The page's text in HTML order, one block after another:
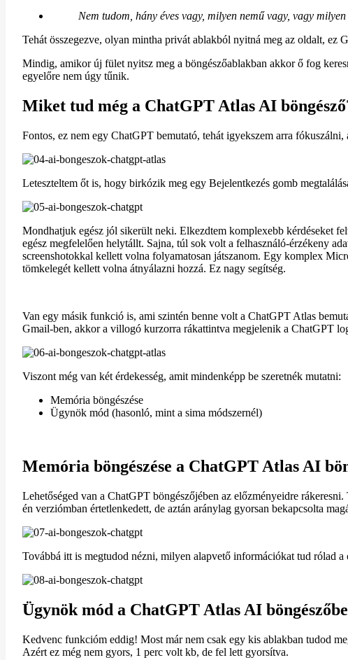
Nem tudom, hány éves vagy, milyen nemű vagy, vagy
Tehát összegezve, olyan mintha privát ablakból nyitná meg az oldalt, ez
Mindig, amikor új fület nyitsz meg a böngészőablakban akkor ő fog
egyelőre nem úgy tűnik.
Miket tud még a ChatGPT Atlas AI
Fontos, ez nem egy ChatGPT bemutató, tehát igyekszem arra fókuszálni,
Leteszteltem őt is, hogy birkózik meg egy Bejelentkezés gomb
Mondhatjuk egész jól sikerült neki. Elkezdtem komplexebb kérdéseket
egész megfelelően helytállt. Sajna, túl sok volt a felhasználó-érzékeny
screenshotokkal kellett volna folyamatosan játszanom. Egy komplex
tömkelegét kellett volna átnyálazni hozzá. Ez nagy segítség.
Van egy másik funkció is, ami szintén benne volt a ChatGPT Atlas
Gmail-ben, akkor a villogó kurzorra rákattintva megjelenik a ChatGPT
Viszont még van két érdekesség, amit mindenképp be szeretnék mutatni:
Memória böngészése
Ügynök mód (hasonló, mint a sima módszernél)
Memória böngészése a ChatGPT Atlas AI
Lehetőséged van a ChatGPT böngészőjében az előzményeidre
én verziómban értetlenkedett, de aztán aránylag gyorsan bekapcsolta
Továbbá itt is megtudod nézni, milyen alapvető információkat tud rólad
Ügynök mód a ChatGPT Atlas AI
Kedvenc funkcióm eddig! Most már nem csak egy kis ablakban tudod
Azért ez még nem gyors, 1 perc volt kb, de fel lett gyorsítva.